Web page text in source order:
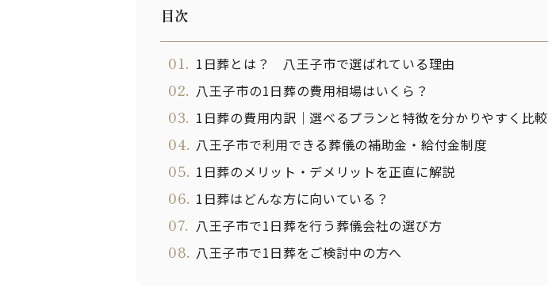
目次
01. 1日葬とは？ 八王子市で選ばれている理由
02. 八王子市の1日葬の費用相場はいくら？
03. 1日葬の費用内訳｜選べるプランと特徴を分かりやすく比較
04. 八王子市で利用できる葬儀の補助金・給付金制度
05. 1日葬のメリット・デメリットを正直に解説
06. 1日葬はどんな方に向いている？
07. 八王子市で1日葬を行う葬儀会社の選び方
08. 八王子市で1日葬をご検討中の方へ